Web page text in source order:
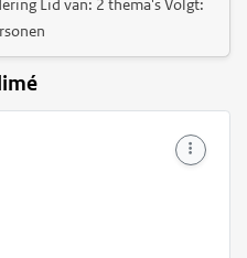
Lid van: 2 thema's Volgt: